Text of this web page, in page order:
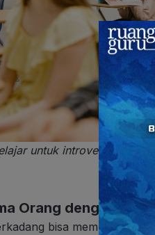
untuk introvert atau
Orang dengan
bisa membuat